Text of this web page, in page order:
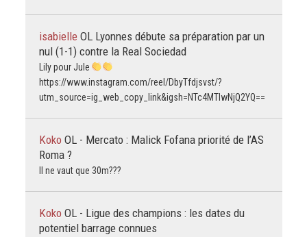
isabielle OL Lyonnes débute sa préparation par un
nul (1-1) contre la Real Sociedad
Lily pour Jule
https://www.instagram.com/reel/DbyTfdjsvst/?
utm_source=ig_web_copy_link&igsh=NTc4MTIwNjQ2YQ==
Koko OL - Mercato : Malick Fofana priorité de l’AS
Roma ?
Il ne vaut que 30m???
Koko OL - Ligue des champions : les dates du
potentiel barrage connues